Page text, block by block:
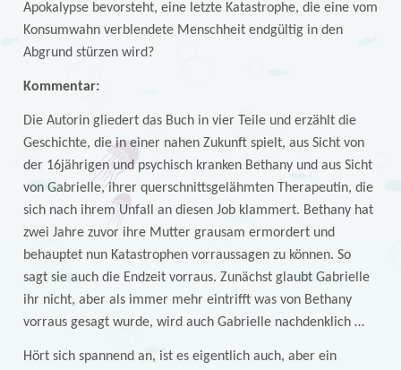
Apokalypse bevorsteht, eine letzte Katastrophe, die eine vom
Konsumwahn verblendete Menschheit endgültig in den
Abgrund stürzen wird?
Kommentar:
Die Autorin gliedert das Buch in vier Teile und erzählt die
Geschichte, die in einer nahen Zukunft spielt, aus Sicht von
der 16jährigen und psychisch kranken Bethany und aus Sicht
von Gabrielle, ihrer querschnittsgelähmten Therapeutin, die
sich nach ihrem Unfall an diesen Job klammert. Bethany hat
zwei Jahre zuvor ihre Mutter grausam ermordert und
behauptet nun Katastrophen vorraussagen zu können. So
sagt sie auch die Endzeit vorraus. Zunächst glaubt Gabrielle
ihr nicht, aber als immer mehr eintrifft was von Bethany
vorraus gesagt wurde, wird auch Gabrielle nachdenklich …
Hört sich spannend an, ist es eigentlich auch, aber ein